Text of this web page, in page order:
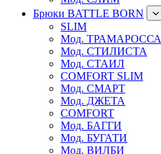
Брюки BATTLE BORN
SLIM
Мод. ТРАМАРОССА
Мод. СТИЛИСТА
Мод. СТАИЛ
COMFORT SLIM
Мод. СМАРТ
Мод. ДЖЕТА
COMFORT
Мод. БАГГИ
Мод. БУГАТИ
Мод. ВИЛБИ